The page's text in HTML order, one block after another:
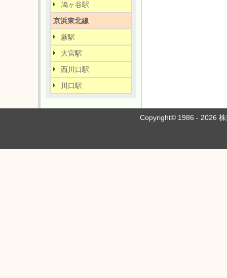
鳩ヶ谷駅
京浜東北線
蕨駅
大宮駅
西川口駅
川口駅
Copyright© 1986 - 2026